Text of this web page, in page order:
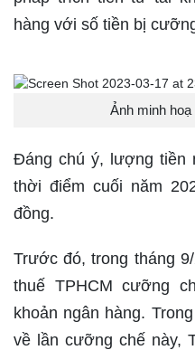
hàng với số tiền bị
Ảnh minh
Đáng chú ý, lượng tiền
thời điểm cuối năm
đồng.
Trước đó, trong tháng
thuế TPHCM cưỡng
khoản ngân hàng.
về lần cưỡng chế này,